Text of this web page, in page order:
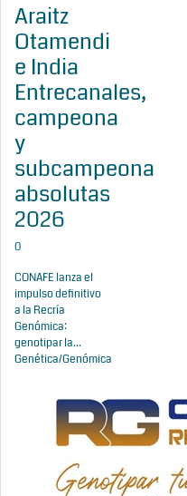
Araitz
Otamendi
e India
Entrecanales,
campeona
y
subcampeona
absolutas
2026
0
CONAFE lanza el
impulso definitivo
a la Recría
Genómica:
genotipar la...
Genética/Genómica